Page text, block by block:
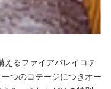
えるファイアバレイコテ
つのコテージにつきオー